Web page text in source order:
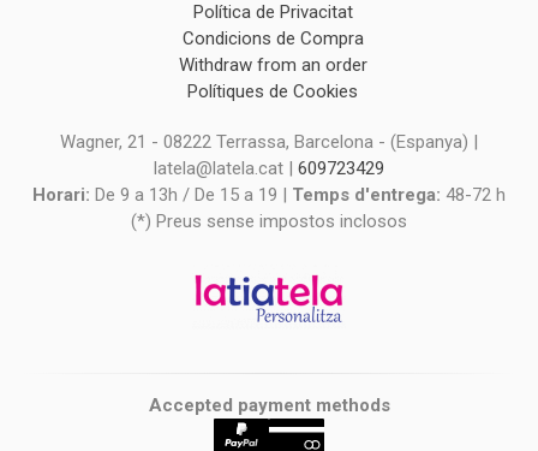
Política de Privacitat
Condicions de Compra
Withdraw from an order
Polítiques de Cookies
Wagner, 21 - 08222 Terrassa, Barcelona - (Espanya) |
latela@latela.cat | 609723429
Horari: De 9 a 13h / De 15 a 19 | Temps d'entrega: 48-72 h
(*) Preus sense impostos inclosos
Accepted payment methods